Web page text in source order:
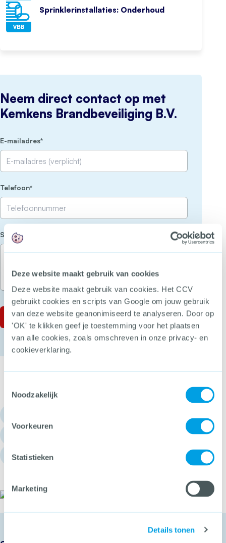
Deze website maakt gebruik van cookies
Deze website maakt gebruik van cookies. Het CCV
gebruikt cookies en scripts van Google om jouw gebruik
van deze website geanonimiseerd te analyseren. Door op
'OK' te klikken geef je toestemming voor het plaatsen
van alle cookies, zoals omschreven in onze privacy- en
cookieverklaring.
Noodzakelijk
Voorkeuren
Statistieken
Marketing
Details tonen
Neem direct contact op met
Kemkens Brandbeveiliging B.V.
E-mailadres
Telefoon
Stel je vraag
Sprinklerinstallaties: Onderhoud
Churchilllaan 11, 3527 GV Utrecht